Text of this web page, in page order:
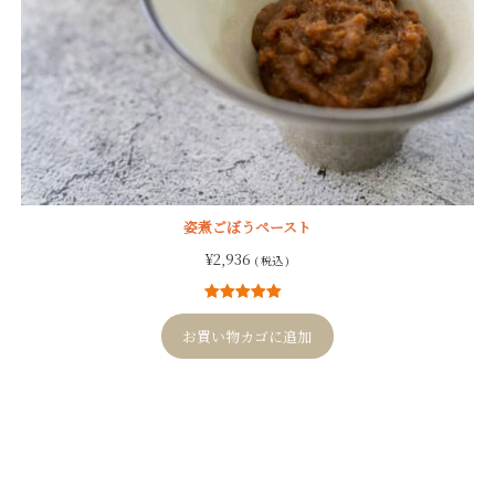
姿煮ごぼうペースト
¥2,936 ( 税込 )
12
件の利用者
評価に基づ
く5段階評価
のうち、
お買い物カゴに追加